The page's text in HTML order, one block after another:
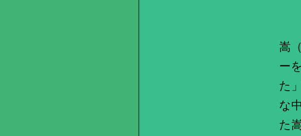
嵩
ー
た
な
た